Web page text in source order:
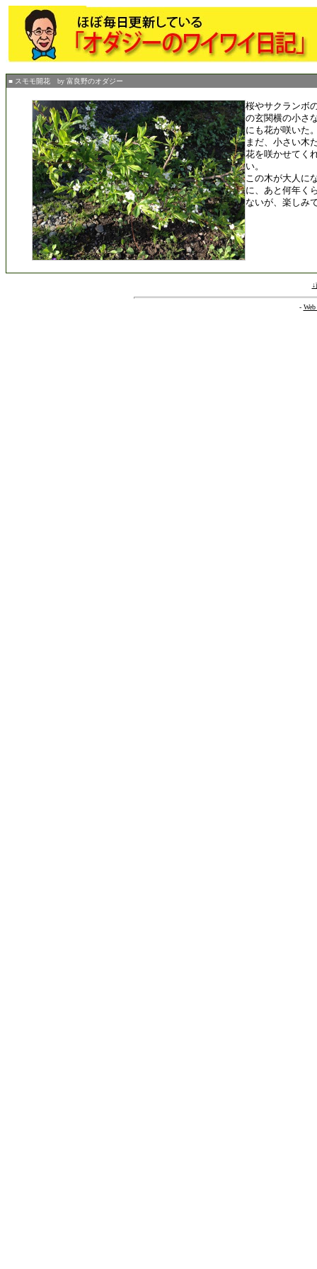
■ スモモ開花 by 富良野のオダジー
桜やサクランボ
の玄関横の小さ
にも花が咲いた
まだ、小さい木
花を咲かせてく
い。
この木が大人に
に、あと何年く
ないが、楽しみ
-